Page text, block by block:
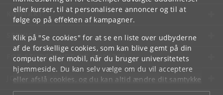
eller kurser, til at personalisere annoncer og til at
følge op på effekten af kampagner.
Klik på "Se cookies" for at se en liste over udbyderne
af de forskellige cookies, som kan blive gemt på din
computer eller mobil, når du bruger universitetets
hjemmeside. Du kan selv vælge om du vil acceptere
eller afslå cookies, og du kan altid ændre dit samtykke
underCookie- og privatlivspolitiksom du finder i
KONTAKT
SERVICES
FOR STUDERENDE OG ANSATTE
JOB OG KARRIERE